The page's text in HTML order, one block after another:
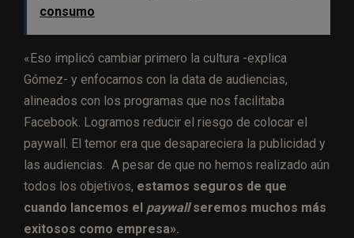
consumo
«Eso implicó cambiar primero la cultura -explica
Gómez- y enfocarnos con la data de audiencias,
alineados con los programas que nos facilitaba
Facebook. Logramos reducir el riesgo de colocar el
paywall. El temor era que desapareciera la publicidad y
las audiencias. A pesar de que no hemos realizado aún
todos los objetivos, estamos seguros de que
cuando lancemos el paywallseremos muchos más
exitosos como empresa».